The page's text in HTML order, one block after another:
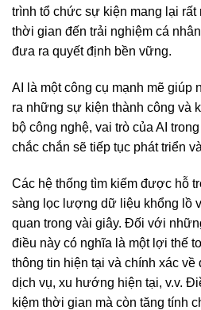
trình tổ chức sự kiện mang lại
thời gian đến trải nghiệm cá
đưa ra quyết định bền vững.
AI là một công cụ mạnh mẽ
ra những sự kiện thành công và
bộ công nghệ, vai trò của AI
chắc chắn sẽ tiếp tục phát triển
Các hệ thống tìm kiếm được hỗ
sàng lọc lượng dữ liệu khổng lồ
quan trong vài giây. Đối với
điều này có nghĩa là một lợi thế
thông tin hiện tại và chính xác về
dịch vụ, xu hướng hiện tại, v.v.
kiệm thời gian mà còn tăng tính